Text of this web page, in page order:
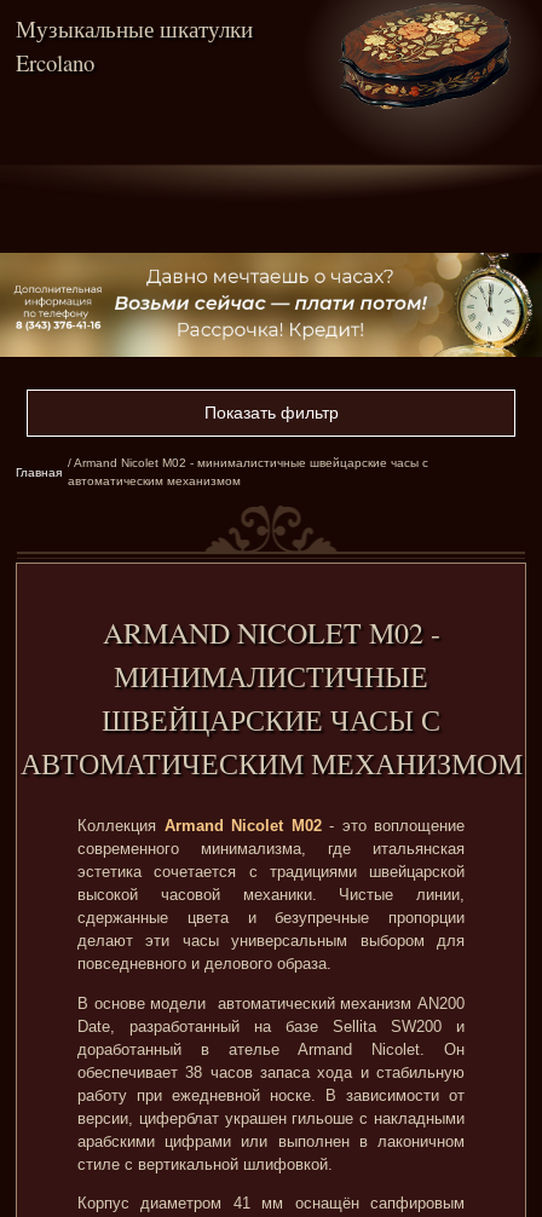
Музыкальные шкатулки
Ercolano
Показать фильтр
Главная
/ Armand Nicolet M02 - минималистичные швейцарские часы с
автоматическим механизмом
ARMAND NICOLET M02 -
МИНИМАЛИСТИЧНЫЕ
ШВЕЙЦАРСКИЕ ЧАСЫ С
АВТОМАТИЧЕСКИМ МЕХАНИЗМОМ
Коллекция Armand Nicolet M02- это воплощение
современного минимализма, где итальянская
эстетика сочетается с традициями швейцарской
высокой часовой механики. Чистые линии,
сдержанные цвета и безупречные пропорции
делают эти часы универсальным выбором для
повседневного и делового образа.
В основе модели автоматический механизм AN200
Date, разработанный на базе Sellita SW200 и
доработанный в ателье Armand Nicolet. Он
обеспечивает 38 часов запаса хода и стабильную
работу при ежедневной носке. В зависимости от
версии, циферблат украшен гильоше с накладными
арабскими цифрами или выполнен в лаконичном
стиле с вертикальной шлифовкой.
Корпус диаметром 41 мм оснащён сапфировым